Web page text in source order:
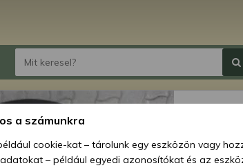
9.5-
a számunkra
cookie-kat – tárolunk egy eszközön vagy
– például egyedi azonosítókat és az